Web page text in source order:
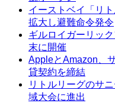
イーストベイ「リ
拡大し避難命令発令
ギルロイガーリッ
末に開催
AppleとAmazon、
貸契約を締結
リトルリーグのサ
域大会に進出